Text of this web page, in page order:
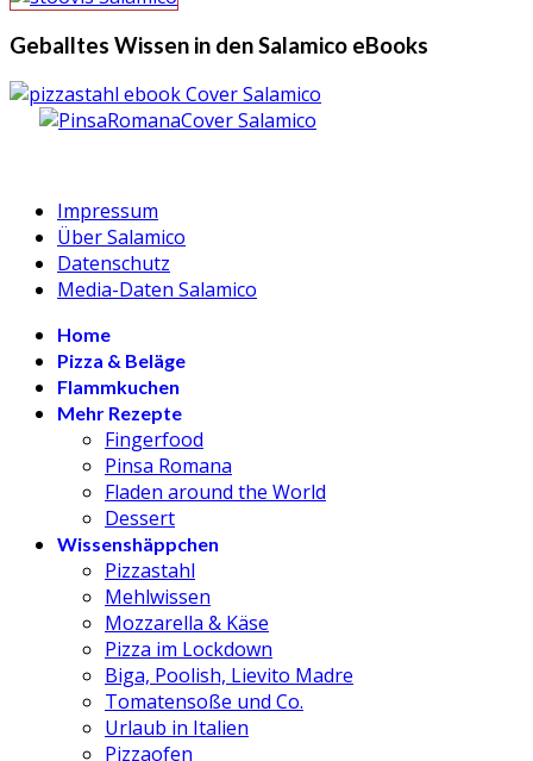
Geballtes Wissen in den Salamico eBooks
Impressum
Über Salamico
Datenschutz
Media-Daten Salamico
Home
Pizza & Beläge
Flammkuchen
Mehr Rezepte
Fingerfood
Pinsa Romana
Fladen around the World
Dessert
Wissenshäppchen
Pizzastahl
Mehlwissen
Mozzarella & Käse
Pizza im Lockdown
Biga, Poolish, Lievito Madre
Tomatensoße und Co.
Urlaub in Italien
Pizzaofen